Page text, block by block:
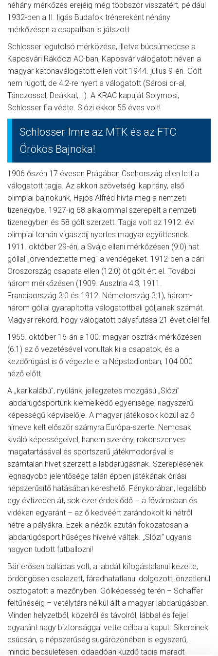
néhány mérkőzés erejéig még többször visszatért, például
1932-ben a II. ligás Budafok trénereként néhány
mérkőzésen a csapatban is játszott.
Schlosser legutolsó mérközése, illetve búcsúmeccse a
Kaposvári Rákóczi AC-ban, Kaposvár válogatott néven a
magyar katonaválogatott ellen volt 1944. július 9-én. Gólt
nem rúgott, de 4:2-re nyert a válogatott (Sárosi dr-al,
Tánczossal, Deákkal,...). A KRAC kapuját Solymosi,
Schlosser fia védte. Slózi ekkor 55 éves volt!
Schlosser Imre az MTK és az FTC
Örökös Bajnoka!
1906 őszén 17 évesen Prágában Csehország ellen lett a
válogatott tagja. Az akkori szövetségi kapitány, első
olimpiai bajnokunk, Hajós Alfréd hívta meg a nemzeti
tizenegybe. 1927-ig 68 alkalommal szerepelt a nemzeti
tizenegyben és 58 gólt szerzett. Tagja volt az 1912. évi
olimpiai tornán vigaszdíj nyertes magyar együttesnek.
1911. október 29-én, a Svájc elleni mérkőzésen (9:0) hat
góllal „örvendeztette meg" a vendégeket. 1912-ben a cári
Oroszország csapata ellen (12:0) öt gólt ért el. További
három mérkőzésen (1909. Ausztria 4:3, 1911.
Franciaország 3:0 és 1912. Németország 3:1), három-
három góllal gyarapította válogatottbeli góljainak számát.
Magyar rekord, hogy válogatott pályafutása 21 évet ölel fel!
1955. október 16-án a 100. magyar-osztrák mérkőzésen
(6:1) az ő vezetésével vonultak ki a csapatok, és a
kezdőrúgást is ő végezte el a Népstadionban, 104 000
néző előtt.
A „karikalábú", nyúlánk, jellegzetes mozgású „Slózi"
labdarúgósportunk kiemelkedő egyénisége, nagyszerű
képességű képviselője. A magyar játékosok közül az ő
hírneve kelt először szárnyra Európa-szerte. Nemcsak
kiváló képességeivel, hanem szerény, rokonszenves
magatartásával és sportszerű játékmodorával is
számtalan hívet szerzett a labdarúgásnak. Szereplésének
legnagyobb jelentősége talán éppen játékának óriási
népszerűsítő hatásában kereshető. Fénykorában, legalább
egy évtizeden át, sok ezer érdeklődő – a fővárosban és
vidéken egyaránt – az ő kedvéért zarándokolt ki hétről
hétre a pályákra. Ezek a nézők azután fokozatosan a
labdarúgósport hűséges híveivé váltak. „Slózi" ugyanis
nagyon tudott futballozni!
Bár erősen ballábas volt, a labdát kifogástalanul kezelte,
ördöngösen cselezett, fáradhatatlanul dolgozott, önzetlenül
osztogatott a mezőnyben. Gólképesség terén – Schaffer
feltűnéséig – vetélytárs nélkül állt a magyar labdarúgásban.
Minden helyzetből, közelről és távolról, lábbal és fejjel
egyaránt nagy biztonsággal vette célba a kaput. Sikereinek
csúcsán, a népszerűség sugárözönében is egyszerű,
mindig becsületesen, odaadóan küzdő tagja maradt